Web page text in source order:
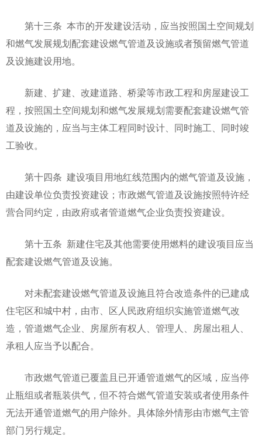
第十三条 本市的开发建设活动，应当按照国土空间规划
和燃气发展规划配套建设燃气管道及设施或者预留燃气管道
及设施建设用地。
新建、扩建、改建道路、桥梁等市政工程和房屋建设工
程，按照国土空间规划和燃气发展规划需要配套建设燃气管
道及设施的，应当与主体工程同时设计、同时施工、同时竣
工验收。
第十四条 建设项目用地红线范围内的燃气管道及设施，
由建设单位负责投资建设；市政燃气管道及设施按照特许经
营合同约定，由政府或者管道燃气企业负责投资建设。
第十五条 新建住宅及其他需要使用燃料的建设项目应当
配套建设燃气管道及设施。
对未配套建设燃气管道及设施且符合改造条件的已建成
住宅区和城中村，由市、区人民政府组织实施管道燃气改
造，管道燃气企业、房屋所有权人、管理人、房屋出租人、
承租人应当予以配合。
市政燃气管道已覆盖且已开通管道燃气的区域，应当停
止瓶组或者瓶装供气，但不符合燃气管道安装或者使用条件
无法开通管道燃气的用户除外。具体除外情形由市燃气主管
部门另行规定。